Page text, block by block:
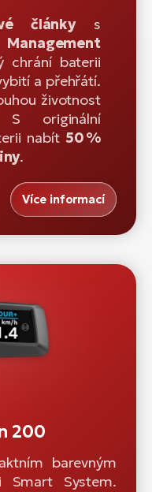
článkys
chrání baterii
a přehřátí.
životnost
originální
nabít 50 %
.
Více informací
200
barevným
System.